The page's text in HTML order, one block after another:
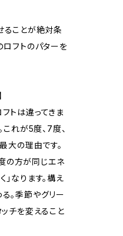
ることが絶対条
ロフトのパターを
トは違ってきま
れが5度、7度、
大の理由です。
の方が同じエネ
なります。構え
。季節やグリー
チを変えること